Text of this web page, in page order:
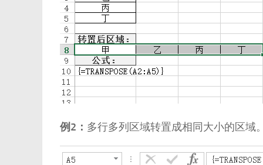
例2： 多行多列区域转置成相同大小的区域